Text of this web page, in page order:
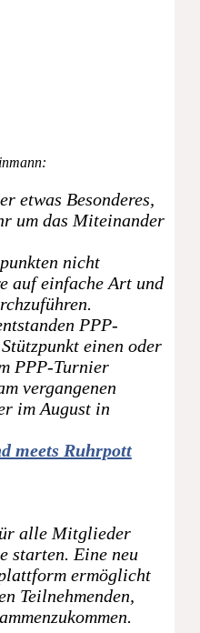
etwas Besonderes,
um das Miteinander
nicht
auf einfache Art und
PPP-
einen oder
PPP-Turnier
vergangenen
im August in
meets Ruhrpott
alle Mitglieder
starten. Eine neu
ermöglicht
Teilnehmenden,